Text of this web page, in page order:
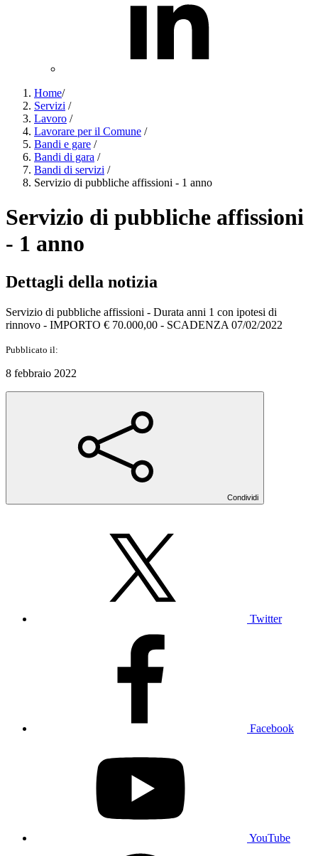
Home/
Servizi /
Lavoro /
Lavorare per il Comune /
Bandi e gare /
Bandi di gara /
Bandi di servizi /
Servizio di pubbliche affissioni - 1 anno
Servizio di pubbliche affissioni
- 1 anno
Dettagli della notizia
Servizio di pubbliche affissioni - Durata anni 1 con ipotesi di
rinnovo - IMPORTO € 70.000,00 - SCADENZA 07/02/2022
Pubblicato il:
8 febbraio 2022
Condividi
Twitter
Facebook
YouTube